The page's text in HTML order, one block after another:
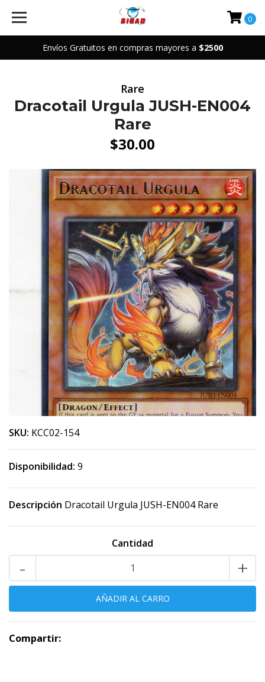
Envíos Gratuitos en compras mayores a $2500
0
Rare
Dracotail Urgula JUSH-EN004
Rare
$30.00
SKU: KCC02-154
Disponibilidad: 9
Descripción Dracotail Urgula JUSH-EN004 Rare
Cantidad
+
-
Compartir: